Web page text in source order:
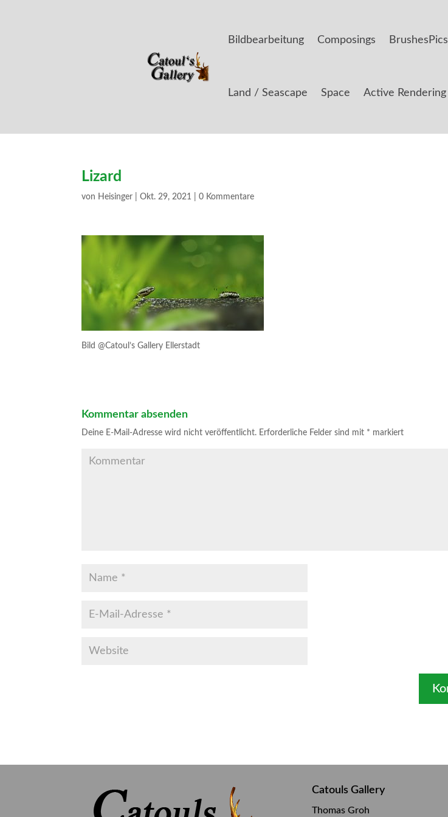
Bildbearbeitung Composings BrushesPics
Land / Seascape Space Active Rendering
Lizard
von Heisinger |Okt. 29, 2021 |0 Kommentare
Bild @Catoul’s Gallery Ellerstadt
Kommentar absenden
Deine E-Mail-Adresse wird nicht veröffentlicht. Erforderliche Felder sind mit * markiert
Catouls Gallery
Thomas Groh